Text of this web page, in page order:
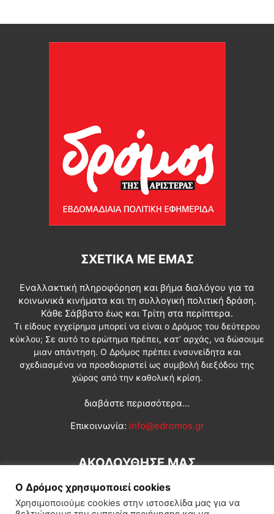
ΣΧΕΤΙΚΆ ΜΕ ΕΜΆΣ
Εναλλακτική πληροφόρηση και βήμα διαλόγου για τα
κοινωνικά κινήματα και τη συλλογική πολιτική δράση.
Κάθε Σάββατο έως και Τρίτη στα περίπτερα.
Τι είδους εγχείρημα μπορεί να είναι ο Δρόμος του δεύτερου
κύκλου; Σε αυτό το ερώτημα πρέπει, κατ’ αρχάς, να δώσουμε
μιαν απάντηση. Ο Δρόμος πρέπει ενσυνείδητα και
σχεδιασμένα να προσδιοριστεί ως συμβολή διεξόδου της
χώρας από την καθολική κρίση.
διαβάστε περισσότερα...
Επικοινωνία: info@edromos.gr
ΑΚΟΛΟΥΘΗΣΕ ΜΑΣ
Ο Δρόμος χρησιμοποιεί cookies
Χρησιμοποιούμε cookies στην ιστοσελίδα μας για να